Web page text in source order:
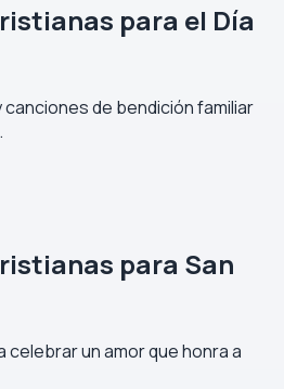
para el Día
canciones de bendición familiar
para San
celebrar un amor que honra a